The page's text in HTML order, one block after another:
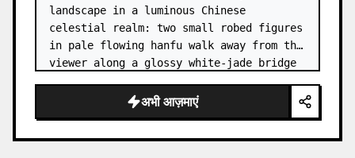
landscape in a luminous Chinese
celestial realm: two small robed figures
in pale flowing hanfu walk away from the
viewer along a glossy white-jade bridge
rising from a mirror-still l…
अभी आज़माएं